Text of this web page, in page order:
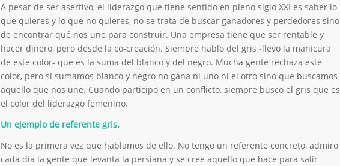
A pesar de ser asertivo, el liderazgo que tiene sentido en pleno siglo XXI es saber lo
que quieres y lo que no quieres, no se trata de buscar ganadores y perdedores sino
de encontrar qué nos une para construir. Una empresa tiene que ser rentable y
hacer dinero, pero desde la co-creación. Siempre hablo del gris -llevo la manicura
de este color- que es la suma del blanco y del negro. Mucha gente rechaza este
color, pero si sumamos blanco y negro no gana ni uno ni el otro sino que buscamos
aquello que nos une. Cuando participo en un conflicto, siempre busco el gris que es
el color del liderazgo femenino.
Un ejemplo de referente gris.
No es la primera vez que hablamos de ello. No tengo un referente concreto, admiro
cada día la gente que levanta la persiana y se cree aquello que hace para salir